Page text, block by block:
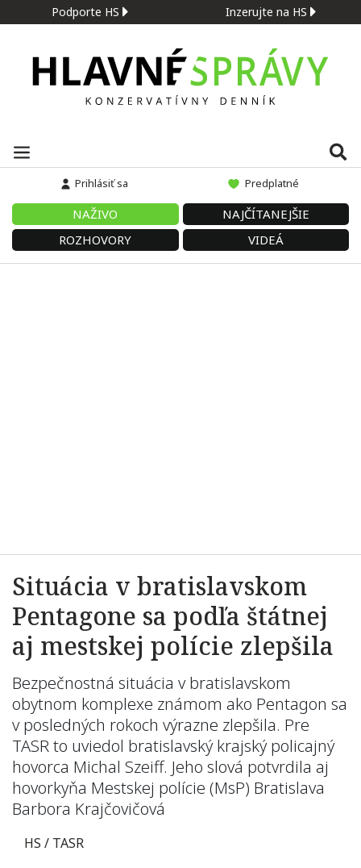
Podporte HS Inzerujte na HS
Prihlásiť sa Predplatné
NAŽIVO
NAJČÍTANEJŠIE
ROZHOVORY
VIDEÁ
Situácia v bratislavskom
Pentagone sa podľa štátnej
aj mestskej polície zlepšila
Bezpečnostná situácia v bratislavskom
obytnom komplexe známom ako Pentagon sa
v posledných rokoch výrazne zlepšila. Pre
TASR to uviedol bratislavský krajský policajný
hovorca Michal Szeiff. Jeho slová potvrdila aj
hovorkyňa Mestskej polície (MsP) Bratislava
Barbora Krajčovičová
HS / TASR